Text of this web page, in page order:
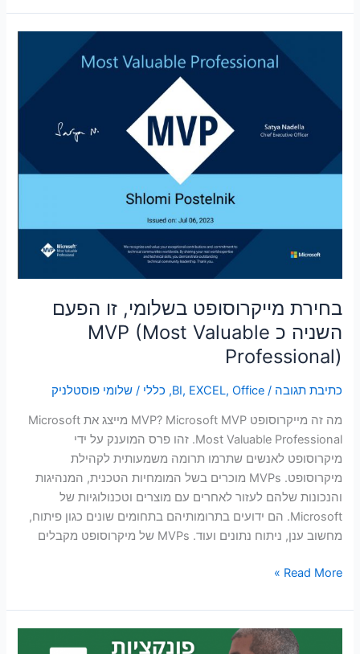
בחירת מייקרוסופט בשלומי, זו הפעם
השניה כ MVP (Most Valuable
Professional)
כתיבת תגובה /
BI, EXCEL, Office
, כללי /שלומי פוסטלניק
מה זה מייקרוסופט MVP? Microsoft MVP מייצג את Microsoft
Most Valuable Professional. זהו פרס המוענק על ידי
מיקרוסופט לאנשים שתרמו תרומה משמעותית לקהילת
מיקרוסופט. MVPs מוכרים בשל המומחיות הטכנית, המנהיגות
והנכונות שלהם לעזור לאחרים עם מוצרים וטכנולוגיות של
Microsoft. הם ידועים בתרומותיהם בתחומים שונים כגון פיתוח,
מחשוב ענן, ניתוח נתונים ועוד. MVPs של מיקרוסופט מקבלים
מייקרוסופט
בשלומי,
כ
MVP
Professional)
Read More »